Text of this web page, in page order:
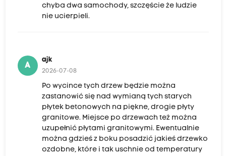
chyba dwa samochody, szczęście że ludzie
nie ucierpieli.
A
ajk
2026-07-08
Po wycince tych drzew będzie można
zastanowić się nad wymianą tych starych
płytek betonowych na piękne, drogie płyty
granitowe. Miejsce po drzewach też można
uzupełnić płytami granitowymi. Ewentualnie
można gdzieś z boku posadzić jakieś drzewko
ozdobne, które i tak uschnie od temperatury